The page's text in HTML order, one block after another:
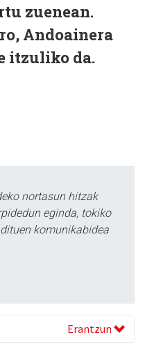
zuenean.
Andoainera
itzuliko da.
nortasun hitzak
eginda, tokiko
komunikabidea
Erantzun